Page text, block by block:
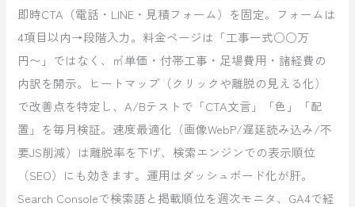
即時CTA（電話・LINE・見積フォーム）を固定。フォームは
4項目以内→段階入力。料金ページは「工事一式○○万
円〜」ではなく、㎡単価・付帯工事・足場費用・諸経費の
内訳を開示。ヒートマップ（クリックや離脱の見える化）
で改善点を特定し、A/Bテストで「CTA文言」「色」「配
置」を毎月検証。速度最適化（画像WebP/遅延読み込み/不
要JS削減）は離脱率を下げ、検索エンジンでの表示順位
（SEO）にも効きます。運用はダッシュボード化が肝。
Search Consoleで検索語と掲載順位を週次モニタ、GA4で経